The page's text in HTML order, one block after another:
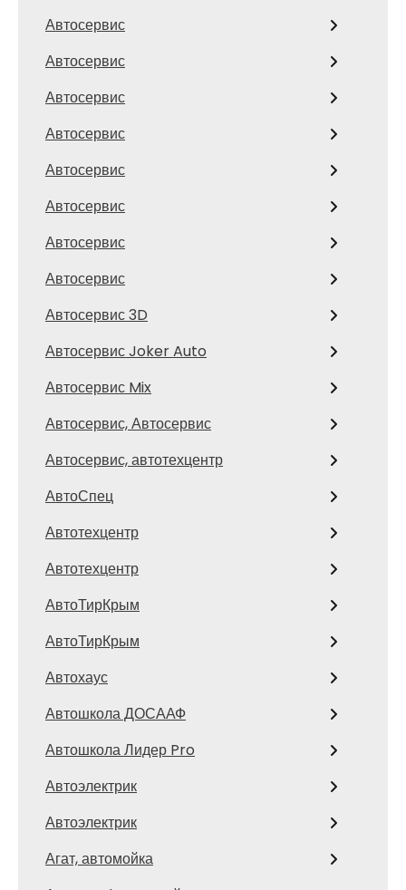
Автосервис
Автосервис
Автосервис
Автосервис
Автосервис
Автосервис
Автосервис
Автосервис
Автосервис 3D
Автосервис Joker Auto
Автосервис Mix
Автосервис, Автосервис
Автосервис, автотехцентр
АвтоСпец
Автотехцентр
Автотехцентр
АвтоТирКрым
АвтоТирКрым
Автохаус
Автошкола ДОСААФ
Автошкола Лидер Pro
Автоэлектрик
Автоэлектрик
Агат, автомойка